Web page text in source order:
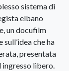
sistema di
elbano
un docufilm
che ha
presentata
ingresso libero.